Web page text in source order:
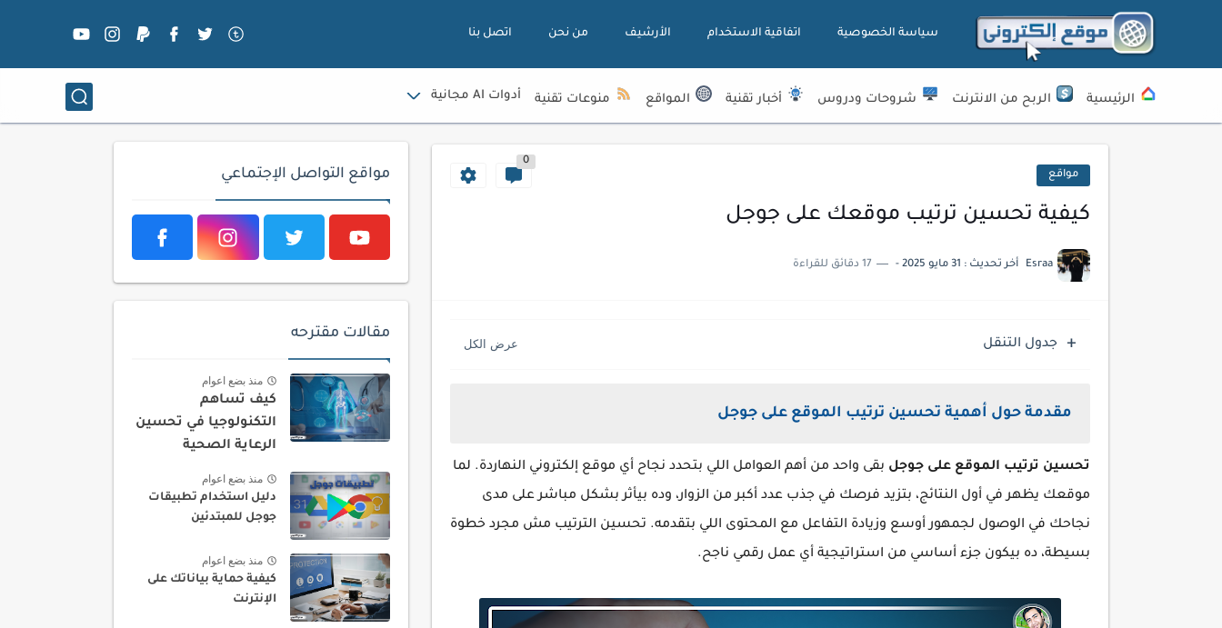
سياسة الخصوصية اتفاقية الاستخدام الأرشيف من نحن اتصل بنا
الرئيسية الربح من الانترنت شروحات ودروس أخبار تقنية المواقع منوعات تقنية أدوات AI مجانية
مواقع
0
كيفية تحسين ترتيب موقعك على جوجل
Esraa أخر تحديث : 31 مايو 2025 - 17 دقائق للقراءة
جدول التنقل
مقدمة حول أهمية تحسين ترتيب الموقع على جوجل
تحسين ترتيب الموقع على جوجل بقى واحد من أهم العوامل اللي بتحدد نجاح أي موقع إلكتروني النهاردة. لما
موقعك يظهر في أول النتائج، بتزيد فرصك في جذب عدد أكبر من الزوار، وده بيأثر بشكل مباشر على مدى
نجاحك في الوصول لجمهور أوسع وزيادة التفاعل مع المحتوى اللي بتقدمه. تحسين الترتيب مش مجرد خطوة
بسيطة، ده بيكون جزء أساسي من استراتيجية أي عمل رقمي ناجح.
مواقع التواصل الإجتماعي
مقالات مقترحه
منذ بضع اعوام
كيف تساهم
التكنولوجيا في تحسين
الرعاية الصحية
منذ بضع اعوام
دليل استخدام تطبيقات
جوجل للمبتدئين
منذ بضع اعوام
كيفية حماية بياناتك على
الإنترنت